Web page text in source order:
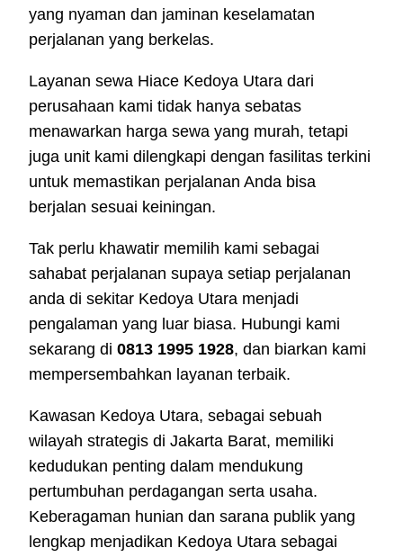
yang nyaman dan jaminan keselamatan
perjalanan yang berkelas.
Layanan sewa Hiace Kedoya Utara dari
perusahaan kami tidak hanya sebatas
menawarkan harga sewa yang murah, tetapi
juga unit kami dilengkapi dengan fasilitas terkini
untuk memastikan perjalanan Anda bisa
berjalan sesuai keiningan.
Tak perlu khawatir memilih kami sebagai
sahabat perjalanan supaya setiap perjalanan
anda di sekitar Kedoya Utara menjadi
pengalaman yang luar biasa. Hubungi kami
sekarang di 0813 1995 1928, dan biarkan kami
mempersembahkan layanan terbaik.
Kawasan Kedoya Utara, sebagai sebuah
wilayah strategis di Jakarta Barat, memiliki
kedudukan penting dalam mendukung
pertumbuhan perdagangan serta usaha.
Keberagaman hunian dan sarana publik yang
lengkap menjadikan Kedoya Utara sebagai